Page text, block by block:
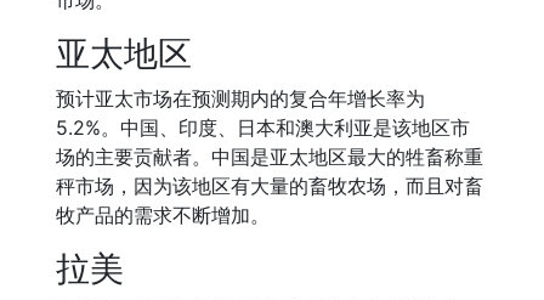
亚太地区
预计亚太市场在预测期内的复合年增长率为
5.2%。中国、印度、日本和澳大利亚是该地区市
场的主要贡献者。中国是亚太地区最大的牲畜称重
秤市场，因为该地区有大量的畜牧农场，而且对畜
牧产品的需求不断增加。
拉美